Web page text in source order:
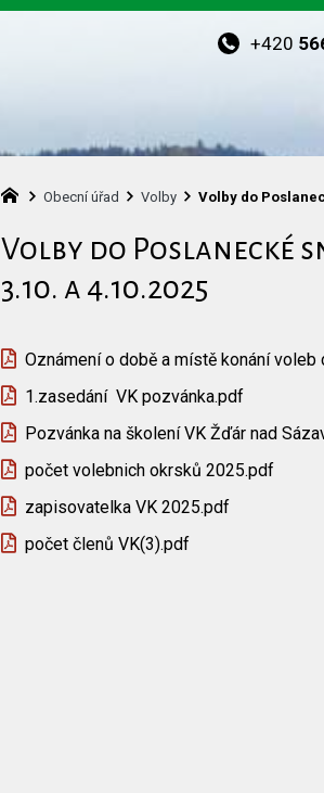
+420
Obecní úřad Volby Volby do
Volby do Poslanecké
3.10. a 4.10.2025
Oznámení o době a místě konání
1.zasedání VK pozvánka.pdf
Pozvánka na školení VK Žďár nad
počet volebnich okrsků 2025.pdf
zapisovatelka VK 2025.pdf
počet členů VK(3).pdf